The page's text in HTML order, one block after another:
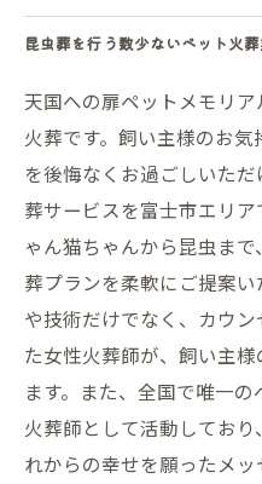
昆虫葬を行う数少ないペット火
天国への扉ペットメモリ
火葬です。飼い主様のお
を後悔なくお過ごしいた
葬サービスを富士市エリ
ゃん猫ちゃんから昆虫ま
葬プランを柔軟にご提案
や技術だけでなく、カウ
た女性火葬師が、飼い主
ます。また、全国で唯一
火葬師として活動してお
れからの幸せを願ったメッ